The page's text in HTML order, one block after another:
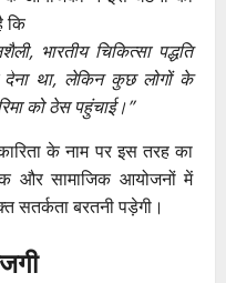
कि
भारतीय चिकित्सा पद्धति
देना था, लेकिन कुछ लोगों के
को ठेस पहुंचाई।”
के नाम पर इस तरह का
और सामाजिक आयोजनों में
सतर्कता बरतनी पड़ेगी।